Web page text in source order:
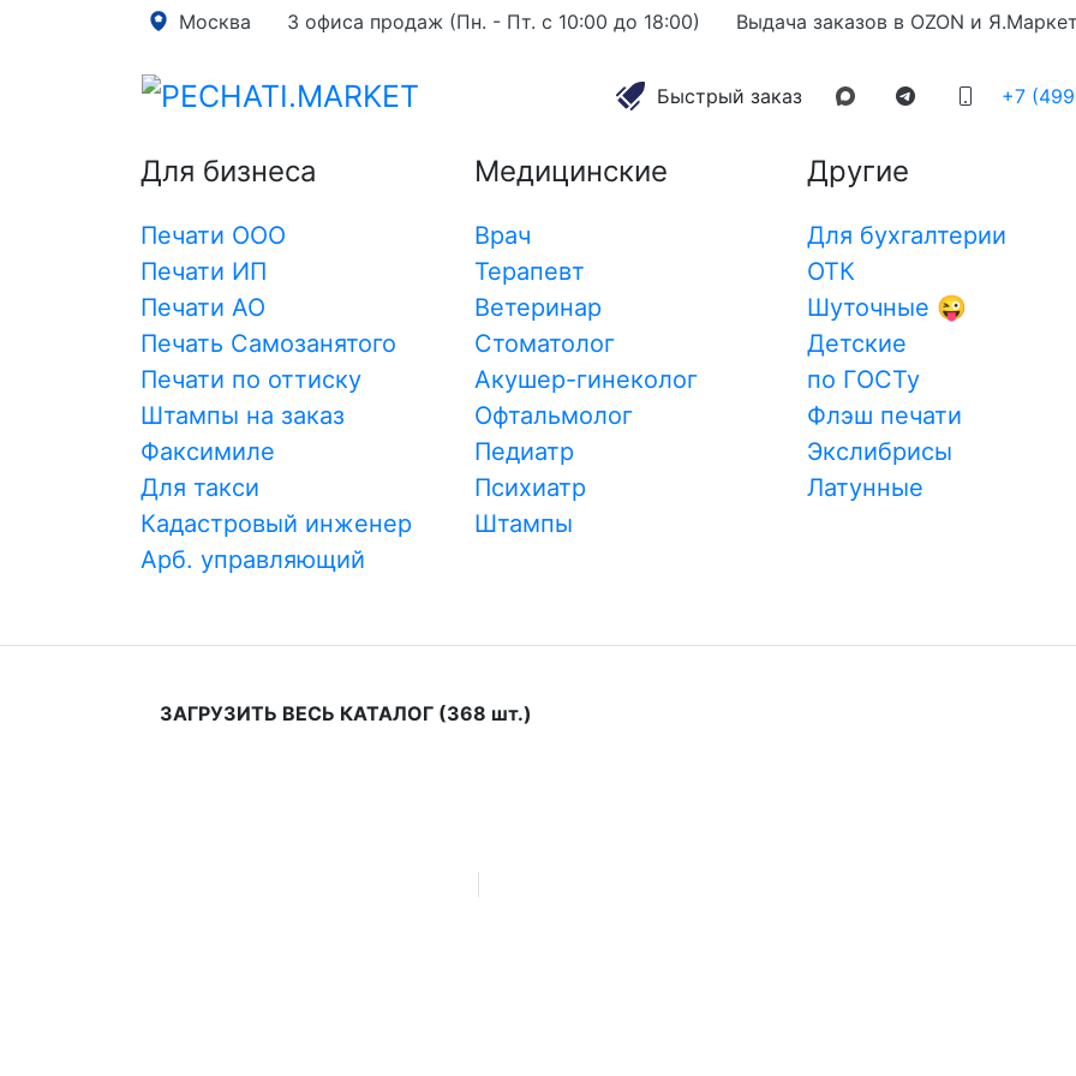
Москва 3 офиса продаж (Пн. - Пт. с 10:00 до 18:00) Выдача заказов в OZON и Я.Маркет
Быстрый заказ +7
Для бизнеса
Печати ООО
Печати ИП
Печати АО
Печать Самозанятого
Печати по оттиску
Штампы на заказ
Факсимиле
Для такси
Кадастровый инженер
Арб. управляющий
Медицинские
Врач
Терапевт
Ветеринар
Стоматолог
Акушер-гинеколог
Офтальмолог
Педиатр
Психиатр
Штампы
Другие
Для бухгалтерии
ОТК
Шуточные 😜
Детские
по ГОСТу
Флэш печати
Экслибрисы
Латунные
Главная →Печати Врача → Травматолог
Заказ печати Врача Травматолога
от 600
Печать врача № Р116
Другие печати для Врачей
ЗАГРУЗИТЬ ВЕСЬ КАТАЛОГ (368 шт.)